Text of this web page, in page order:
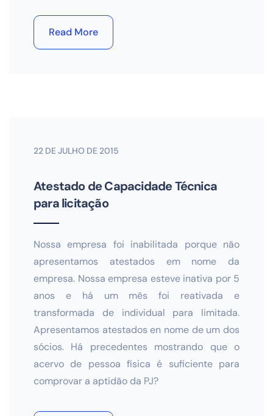
Read More
22 DE JULHO DE 2015
Atestado de Capacidade Técnica
para licitação
Nossa empresa foi inabilitada porque não
apresentamos atestados em nome da
empresa. Nossa empresa esteve inativa por 5
anos e há um mês foi reativada e
transformada de individual para limitada.
Apresentamos atestados en nome de um dos
sócios. Há precedentes mostrando que o
acervo de pessoa física é suficiente para
comprovar a aptidão da PJ?